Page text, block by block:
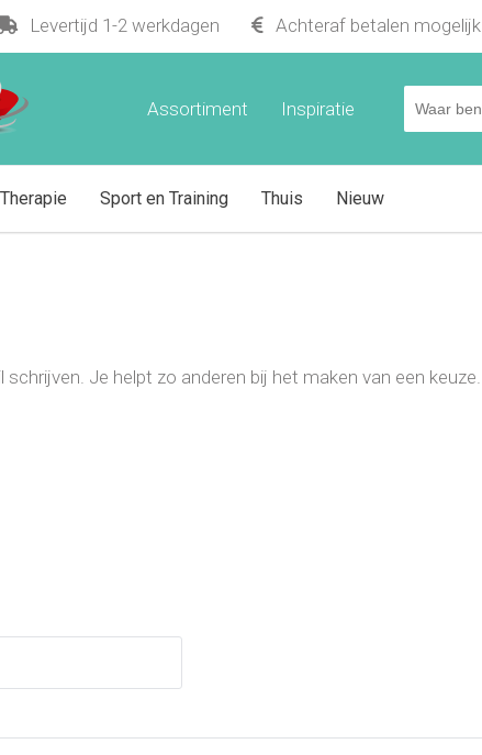
Levertijd 1-2 werkdagen Achteraf betalen mogelijk
Inspiratie
Assortiment
Therapie Sport en Training Thuis Nieuw
schrijven. Je helpt zo anderen bij het maken van een keuze.